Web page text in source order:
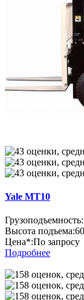
Yale MT10
Грузоподъемность:
Высота подъема:
Цена*:По запросу
Подробнее